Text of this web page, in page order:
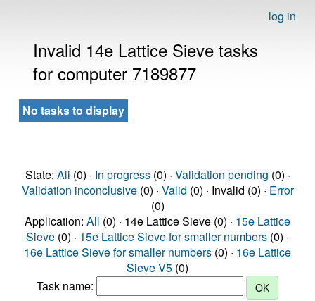
log in
Invalid 14e Lattice Sieve tasks
for computer 7189877
No tasks to display
State: All (0) · In progress(0) · Validation pending (0) ·
Validation inconclusive(0) · Valid (0) · Invalid (0) · Error
(0)
Application: All (0) · 14e Lattice Sieve (0) · 15e Lattice
Sieve (0) · 15e Lattice Sieve for smaller numbers (0) ·
16e Lattice Sieve for smaller numbers (0) · 16e Lattice
Sieve V5 (0)
Task name: